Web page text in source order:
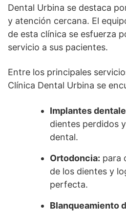
Dental Urbina se destaca
y atención cercana. El
de esta clínica se esfuerza
servicio a sus pacientes.
Entre los principales
Clínica Dental Urbina se
Implantes
dientes perdidos
dental.
Ortodoncia: para
de los dientes y
perfecta.
Blanqueamiento